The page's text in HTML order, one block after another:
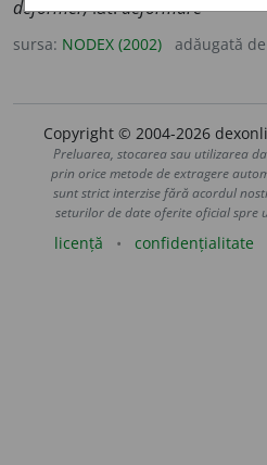
déformer,lat.deformare
sursa: NODEX (2002) adăugată de
Copyright © 2004-2026
Preluarea, stocarea sau utilizarea
prin orice metode de extragere
sunt strict interzise fără acordul
seturilor de date oferite oficial spre
licență confidențialitate